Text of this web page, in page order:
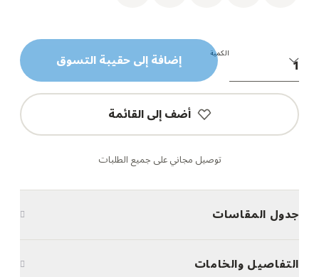
الكمية إضافة إلى حقيبة التسوق
أضف إلى القائمة
توصيل مجاني على جميع الطلبات
جدول المقاسات
التفاصيل والخامات